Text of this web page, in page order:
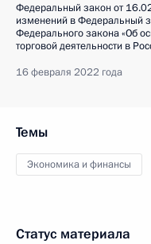
Федеральный закон от
изменений в Федеральный
Федерального закона «Об
торговой деятельности в
16 февраля 2022 года
Темы
Экономика и финансы
Статус материала